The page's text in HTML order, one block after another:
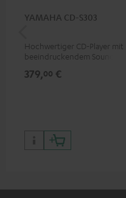
YAMAHA CD-S303
Hochwertiger CD-Player mit
beeindruckendem Sound und
379,00 €